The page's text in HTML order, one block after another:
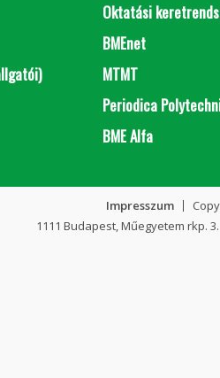
Oktatási
BMEnet
MTMT
Periodica
BME Alfa
Impresszum
1111 Budapest, Műegyetem rkp. 3.